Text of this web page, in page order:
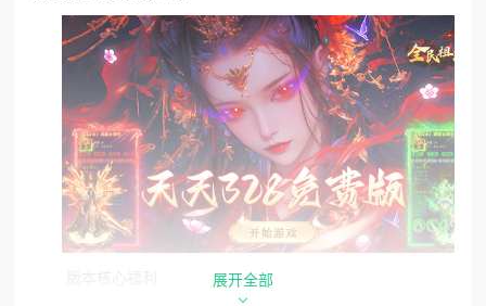
展开全部